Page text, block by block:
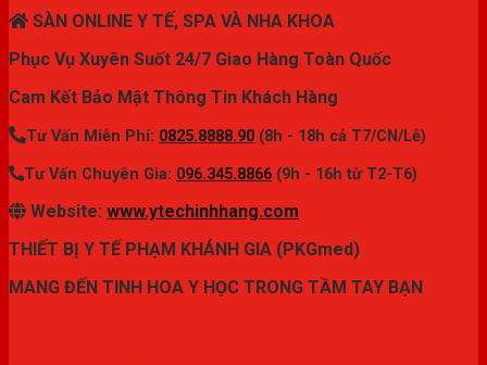
SÀN ONLINE Y TẾ, SPA VÀ NHA KHOA
Phục Vụ Xuyên Suốt 24/7 Giao Hàng Toàn Quốc
Cam Kết Bảo Mật Thông Tin Khách Hàng
Tư Vấn Miễn Phí: 0825.8888.90 (8h - 18h cả T7/CN/Lễ)
Tư Vấn Chuyên Gia: 096.345.8866 (9h - 16h từ T2-T6)
Website: www.ytechinhhang.com
THIẾT BỊ Y TẾ PHẠM KHÁNH GIA (PKGmed)
MANG ĐẾN TINH HOA Y HỌC TRONG TẦM TAY BẠN